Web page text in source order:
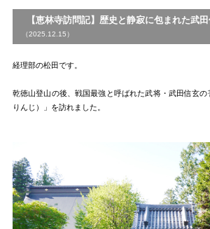
【恵林寺訪問記】歴史と静寂に包まれた武
（2025.12.15）
経理部の松田です。
乾徳山登山の後、戦国最強と呼ばれた武将・武田信玄の
りんじ）」を訪れました。